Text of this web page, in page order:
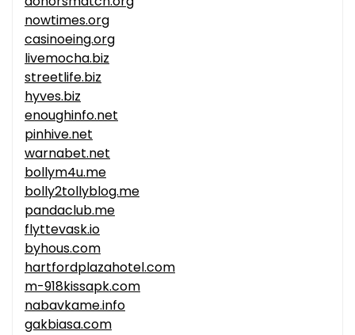
nowtimes.org
casinoeing.org
livemocha.biz
streetlife.biz
hyves.biz
enoughinfo.net
pinhive.net
warnabet.net
bollym4u.me
bolly2tollyblog.me
pandaclub.me
flyttevask.io
byhous.com
hartfordplazahotel.com
m-918kissapk.com
nabavkame.info
gakbiasa.com